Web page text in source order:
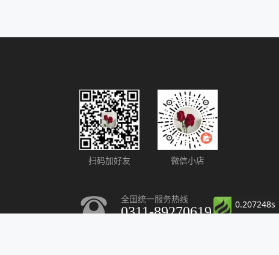
扫码加好友
微信小店
全国统一服务热线
0311-89270619 0.207248s